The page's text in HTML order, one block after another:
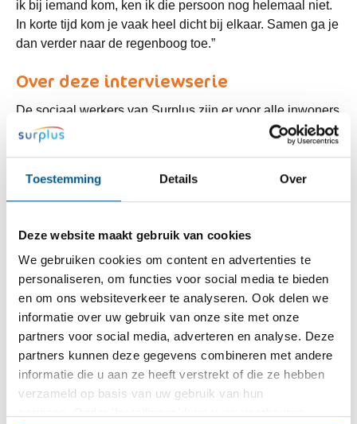
Toestemming Details Over
Deze website maakt gebruik van cookies
We gebruiken cookies om content en advertenties te
personaliseren, om functies voor social media te bieden
en om ons websiteverkeer te analyseren. Ook delen we
informatie over uw gebruik van onze site met onze
partners voor social media, adverteren en analyse. Deze
partners kunnen deze gegevens combineren met andere
informatie die u aan ze heeft verstrekt of die ze hebben
verzameld op basis van uw gebruik van hun
ik bij iemand kom, ken ik die persoon nog helemaal niet.
In korte tijd kom je vaak heel dicht bij elkaar. Samen ga je
dan verder naar de regenboog toe.”
Over deze interviewserie
De sociaal werkers van Surplus zijn er voor alle inwoners
van jong tot oud met alledaagse hulpvragen in West-
Brabant. Maar wie zijn die mensen? Hoe zijn ze bij
verlopen? Gemma Vriens van Surplus interviewde en
fotografeerde Egelien, Jac, Juliette, Sofia, Alex en Rob,
wat veerkracht inhoudt. Dat je ondanks tegenslag er weer
bovenop kunt komen. Soms met een klein duwtje in de
rug. Want je hoeft het niet altijd alleen te doen. Het laat
ook zien dat iedereen van betekenis kan zijn voor een
ander. Zo maak je elkaars buurt samen een stukje mooier.
En dat.. dat is samen leven.
24-06-2026